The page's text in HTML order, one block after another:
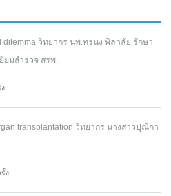
dilemma วิทยากร นพ.ทรนง พิลาลัย รักษา
มสำรวจ สรพ.
transplantation วิทยากร นางสาวปุณิกา
ง